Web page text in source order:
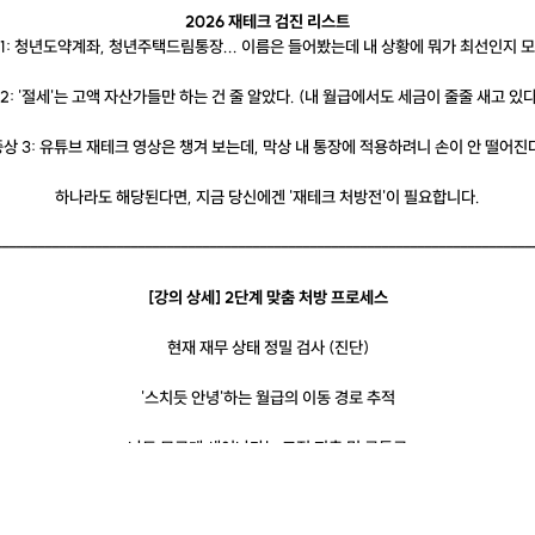
2026 재테크 검진 리스트
청년도약계좌, 청년주택드림통장... 이름은 들어봤는데 내 상황에 뭐가 최선인지
'절세'는 고액 자산가들만 하는 건 줄 알았다. (내 월급에서도 세금이 줄줄 새고 있
상 3: 유튜브 재테크 영상은 챙겨 보는데, 막상 내 통장에 적용하려니 손이 안 떨어진
하나라도 해당된다면, 지금 당신에겐 '재테크 처방전'이 필요합니다.
[강의 상세] 2단계 맞춤 처방 프로세스
현재 재무 상태 정밀 검사 (진단)
'스치듯 안녕'하는 월급의 이동 경로 추적
나도 모르게 새어나가는 고정 지출 및 구독료